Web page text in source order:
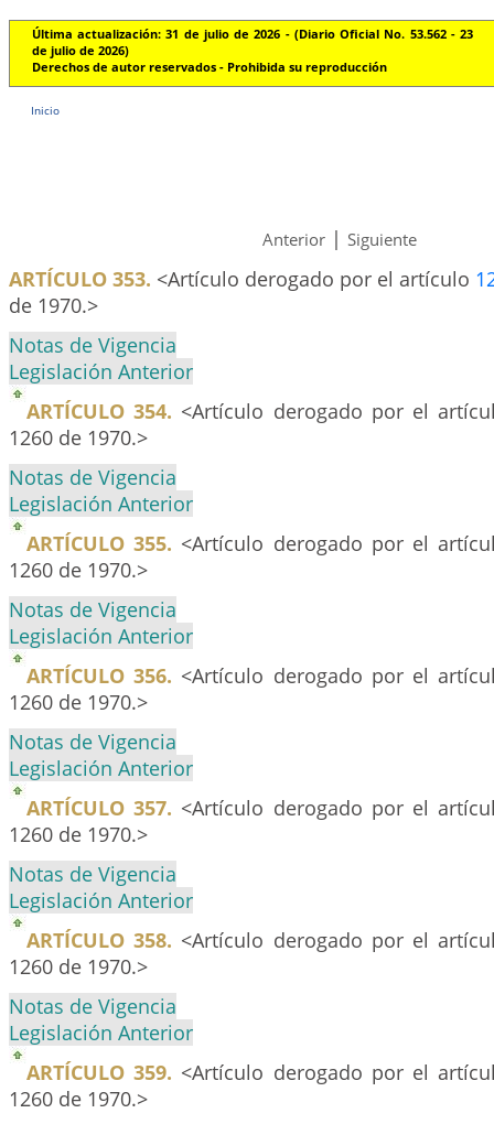
Última actualización: 31 de julio de 2026 - (Diario Oficial No. 53.562 - 23
de julio de 2026)
Derechos de autor reservados - Prohibida su reproducción
Inicio
Anterior | Siguiente
ARTÍCULO 353. <Artículo derogado por el artículo
de 1970.>
Notas de Vigencia
Legislación Anterior
ARTÍCULO 354. <Artículo derogado por el
1260 de 1970.>
Notas de Vigencia
Legislación Anterior
ARTÍCULO 355. <Artículo derogado por el
1260 de 1970.>
Notas de Vigencia
Legislación Anterior
ARTÍCULO 356. <Artículo derogado por el
1260 de 1970.>
Notas de Vigencia
Legislación Anterior
ARTÍCULO 357. <Artículo derogado por el
1260 de 1970.>
Notas de Vigencia
Legislación Anterior
ARTÍCULO 358. <Artículo derogado por el
1260 de 1970.>
Notas de Vigencia
Legislación Anterior
ARTÍCULO 359. <Artículo derogado por el
1260 de 1970.>